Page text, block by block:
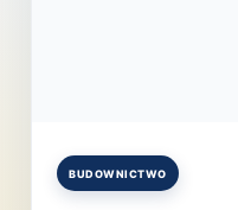
Posted
BUDOWNICTWO